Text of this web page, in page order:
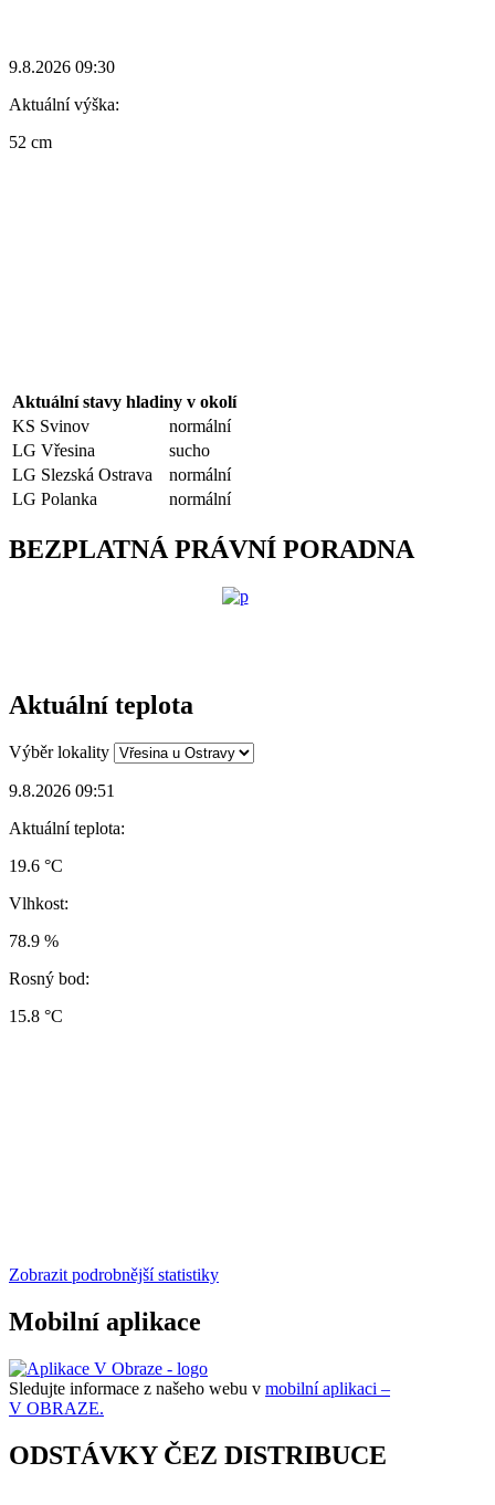
9.8.2026 09:30
Aktuální výška:
52 cm
Aktuální stavy hladiny v okolí
KS Svinov
normální
LG Vřesina
sucho
LG Slezská Ostrava
normální
LG Polanka
normální
BEZPLATNÁ PRÁVNÍ PORADNA
Aktuální teplota
Výběr lokality
9.8.2026 09:51
Aktuální teplota:
19.6 °C
Vlhkost:
78.9 %
Rosný bod:
15.8 °C
Zobrazit podrobnější statistiky
Mobilní aplikace
Sledujte informace z našeho webu v mobilní aplikaci –
V OBRAZE.
ODSTÁVKY ČEZ DISTRIBUCE